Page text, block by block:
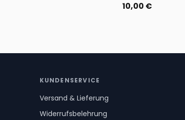
10,00 €
KUNDENSERVICE
Versand & Lieferung
Widerrufsbelehrung